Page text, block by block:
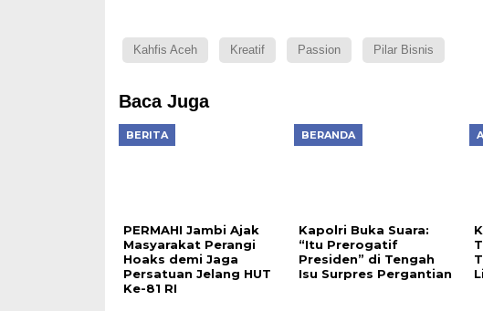
Kahfis Aceh Kreatif Passion Pilar Bisnis
Baca Juga
BERITA
PERMAHI Jambi Ajak
Masyarakat Perangi
Hoaks demi Jaga
Persatuan Jelang HUT
Ke-81 RI
BERANDA
Kapolri Buka Suara:
“Itu Prerogatif
Presiden” di Tengah
Isu Surpres Pergantian